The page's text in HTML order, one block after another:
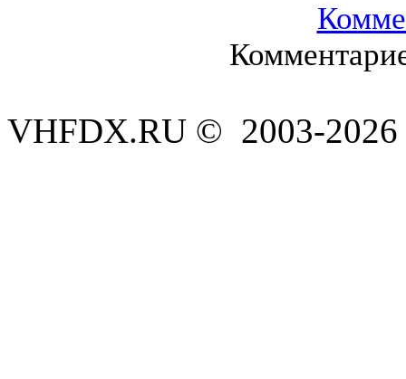
VHFDX.RU © 2003-2026